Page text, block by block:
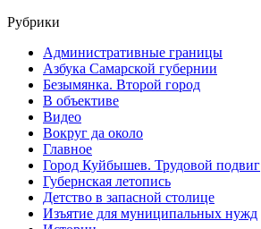
Рубрики
Административные границы
Азбука Самарской губернии
Безымянка. Второй город
В объективе
Видео
Вокруг да около
Главное
Город Куйбышев. Трудовой подвиг
Губернская летопись
Детство в запасной столице
Изъятие для муниципальных нужд